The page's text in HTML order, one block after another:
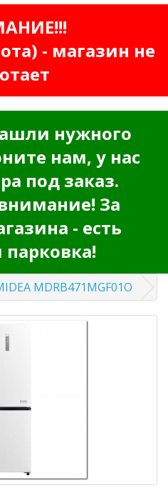
- магазин не
нужного
нам, у нас
под заказ.
За
- есть
MDRB471MGF01O